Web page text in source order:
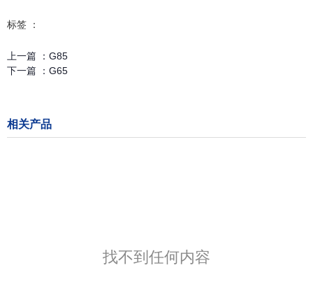
标签 ：
上一篇 ： G85
下一篇 ： G65
相关产品
找不到任何内容